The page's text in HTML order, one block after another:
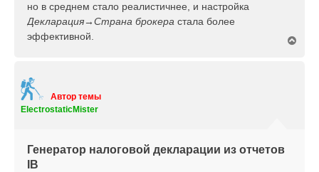
но в среднем стало реалистичнее, и настройка
Декларация→Страна брокера стала более
эффективной.
Автор темы
ElectrostaticMister
Генератор налоговой декларации из отчетов
IB